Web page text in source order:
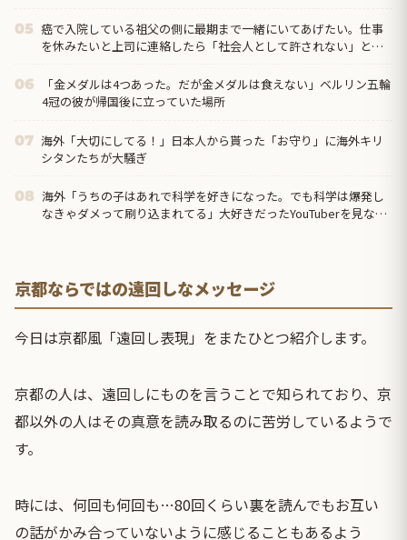
05 癌で入院している祖父の側に最期まで一緒にいてあげたい。仕事
を休みたいと上司に連絡したら「社会人として許されない」と却
06
「金メダルは4つあった。だが金メダルは食えない」ベルリン五輪
4冠の彼が帰国後に立っていた場所
07 海外「大切にしてる！」日本人から貰った「お守り」に海外キリ
シタンたちが大騒ぎ
08 海外「うちの子はあれで科学を好きになった。でも科学は爆発し
なきゃダメって刷り込まれてる」大好きだったYouTuberを見なく
京都ならではの遠回しなメッセージ
今日は京都風「遠回し表現」をまたひとつ紹介します。
京都の人は、遠回しにものを言うことで知られており、京
都以外の人はその真意を読み取るのに苦労しているようで
す。
時には、何回も何回も…80回くらい裏を読んでもお互い
の話がかみ合っていないように感じることもあるよう